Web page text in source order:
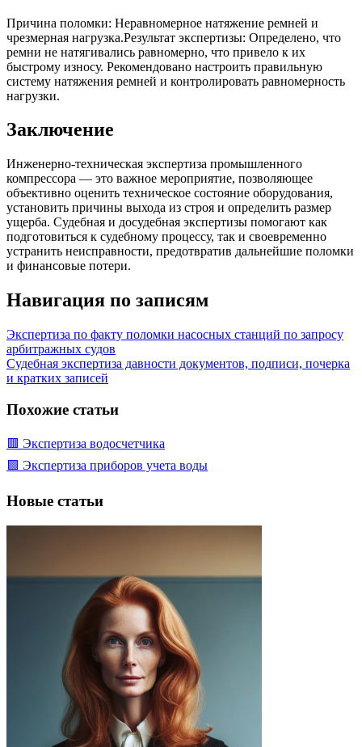
Причина поломки: Неравномерное натяжение ремней и
чрезмерная нагрузка.Результат экспертизы: Определено, что
ремни не натягивались равномерно, что привело к их
быстрому износу. Рекомендовано настроить правильную
систему натяжения ремней и контролировать равномерность
нагрузки.
Заключение
Инженерно-техническая экспертиза промышленного
компрессора — это важное мероприятие, позволяющее
объективно оценить техническое состояние оборудования,
установить причины выхода из строя и определить размер
ущерба. Судебная и досудебная экспертизы помогают как
подготовиться к судебному процессу, так и своевременно
устранить неисправности, предотвратив дальнейшие поломки
и финансовые потери.
Навигация по записям
Экспертиза по факту поломки насосных станций по запросу
арбитражных судов
Судебная экспертиза давности документов, подписи, почерка
и кратких записей
Похожие статьи
🟥 Экспертиза водосчетчика
🟩 Экспертиза приборов учета воды
Новые статьи